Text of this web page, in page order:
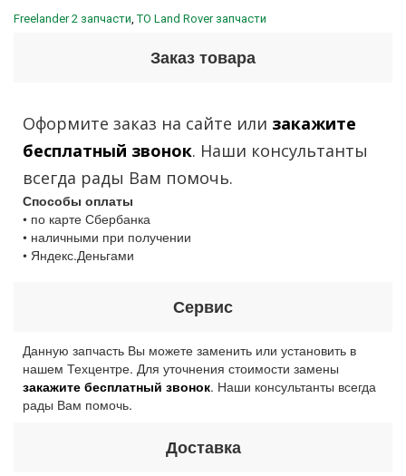
Freelander 2 запчасти,ТО Land Rover запчасти
Заказ товара
Оформите заказ на сайте или закажите
бесплатный звонок. Наши консультанты
всегда рады Вам помочь.
Способы оплаты
• по карте Сбербанка
• наличными при получении
• Яндекс.Деньгами
Сервис
Данную запчасть Вы можете заменить или установить в
нашем Техцентре. Для уточнения стоимости замены
закажите бесплатный звонок. Наши консультанты всегда
рады Вам помочь.
Доставка